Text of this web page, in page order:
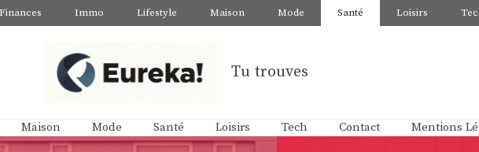
Finances Immo Lifestyle Maison Mode Santé Loisirs
Tu trouves
Maison Mode Santé Loisirs Tech Contact Mentions